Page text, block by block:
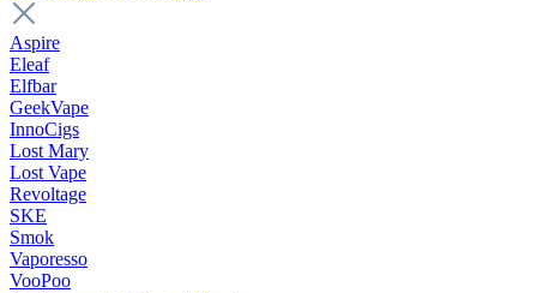
Aspire
Eleaf
Elfbar
GeekVape
InnoCigs
Lost Mary
Lost Vape
Revoltage
SKE
Smok
Vaporesso
VooPoo